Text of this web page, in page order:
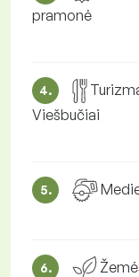
pramonė
4.
Viešbučiai
5.
6.